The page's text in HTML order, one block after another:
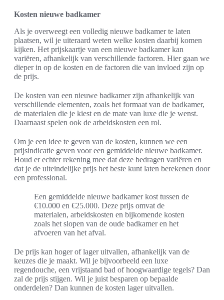
Kosten nieuwe badkamer
Als je overweegt een volledig nieuwe badkamer te laten
plaatsen, wil je uiteraard weten welke kosten daarbij komen
kijken. Het prijskaartje van een nieuwe badkamer kan
variëren, afhankelijk van verschillende factoren. Hier gaan we
dieper in op de kosten en de factoren die van invloed zijn op
de prijs.
De kosten van een nieuwe badkamer zijn afhankelijk van
verschillende elementen, zoals het formaat van de badkamer,
de materialen die je kiest en de mate van luxe die je wenst.
Daarnaast spelen ook de arbeidskosten een rol.
Om je een idee te geven van de kosten, kunnen we een
prijsindicatie geven voor een gemiddelde nieuwe badkamer.
Houd er echter rekening mee dat deze bedragen variëren en
dat je de uiteindelijke prijs het beste kunt laten berekenen door
een professional.
Een gemiddelde nieuwe badkamer kost tussen de
€10.000 en €25.000. Deze prijs omvat de
materialen, arbeidskosten en bijkomende kosten
zoals het slopen van de oude badkamer en het
afvoeren van het afval.
De prijs kan hoger of lager uitvallen, afhankelijk van de
keuzes die je maakt. Wil je bijvoorbeeld een luxe
regendouche, een vrijstaand bad of hoogwaardige tegels? Dan
zal de prijs stijgen. Wil je juist besparen op bepaalde
onderdelen? Dan kunnen de kosten lager uitvallen.